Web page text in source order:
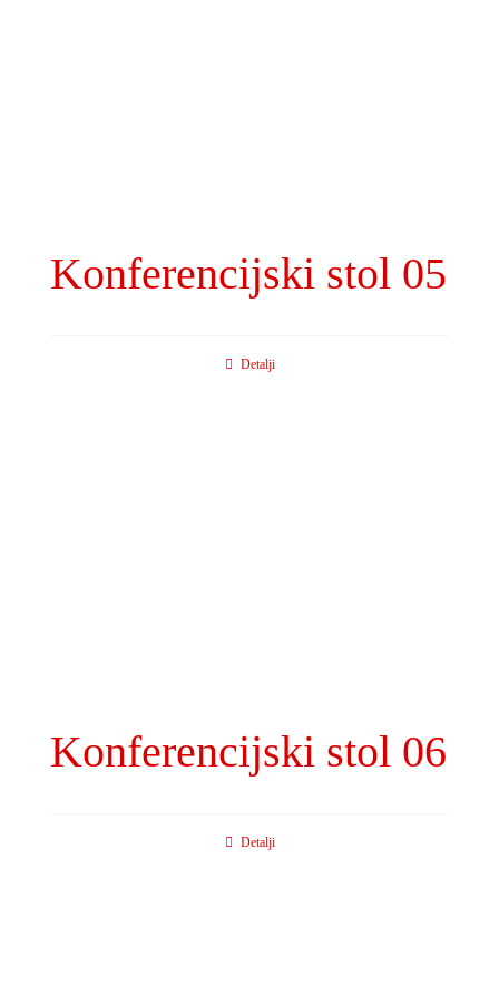
Konferencijski stol 05
Detalji
Konferencijski stol 06
Detalji